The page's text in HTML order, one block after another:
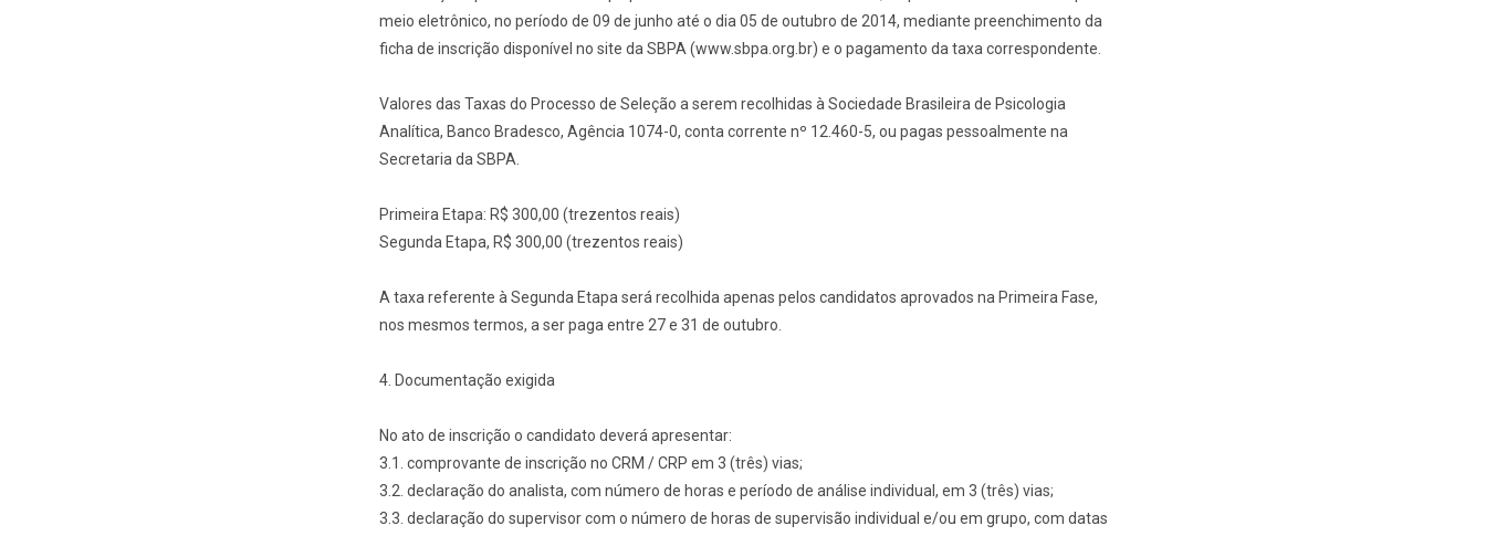
meio eletrônico, no período de 09 de junho até o dia 05 de outubro de 2014, mediante preenchimento da
ficha de inscrição disponível no site da SBPA (www.sbpa.org.br) e o pagamento da taxa correspondente.
Valores das Taxas do Processo de Seleção a serem recolhidas à Sociedade Brasileira de Psicologia
Analítica, Banco Bradesco, Agência 1074-0, conta corrente nº 12.460-5, ou pagas pessoalmente na
Secretaria da SBPA.
Primeira Etapa: R$ 300,00 (trezentos reais)
Segunda Etapa, R$ 300,00 (trezentos reais)
A taxa referente à Segunda Etapa será recolhida apenas pelos candidatos aprovados na Primeira Fase,
nos mesmos termos, a ser paga entre 27 e 31 de outubro.
4. Documentação exigida
No ato de inscrição o candidato deverá apresentar:
3.1. comprovante de inscrição no CRM / CRP em 3 (três) vias;
3.2. declaração do analista, com número de horas e período de análise individual, em 3 (três) vias;
3.3. declaração do supervisor com o número de horas de supervisão individual e/ou em grupo, com datas